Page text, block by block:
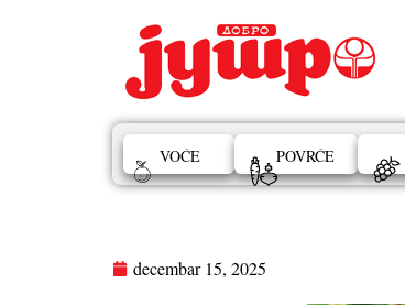
VOĆE POVRĆE
decembar 15, 2025